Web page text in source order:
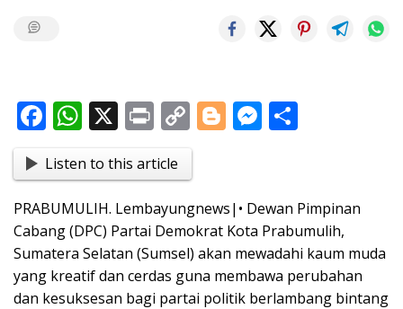
F
e
b
o
o
k
W
at
s
A
p
p
X Pr
t
C
o
p
y
Li
n
k
Bl
g
er
M
e
n
g
er
e
Listen to this article
PRABUMULIH. Lembayungnews|• Dewan Pimpinan
Cabang (DPC) Partai Demokrat Kota Prabumulih,
Sumatera Selatan (Sumsel) akan mewadahi kaum muda
yang kreatif dan cerdas guna membawa perubahan
dan kesuksesan bagi partai politik berlambang bintang